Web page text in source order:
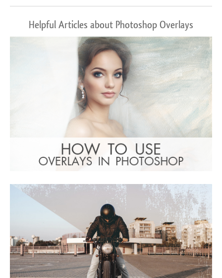
Helpful Articles about Photoshop Overlays